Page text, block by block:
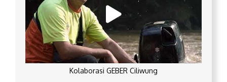
Kolaborasi GEBER Ciliwung